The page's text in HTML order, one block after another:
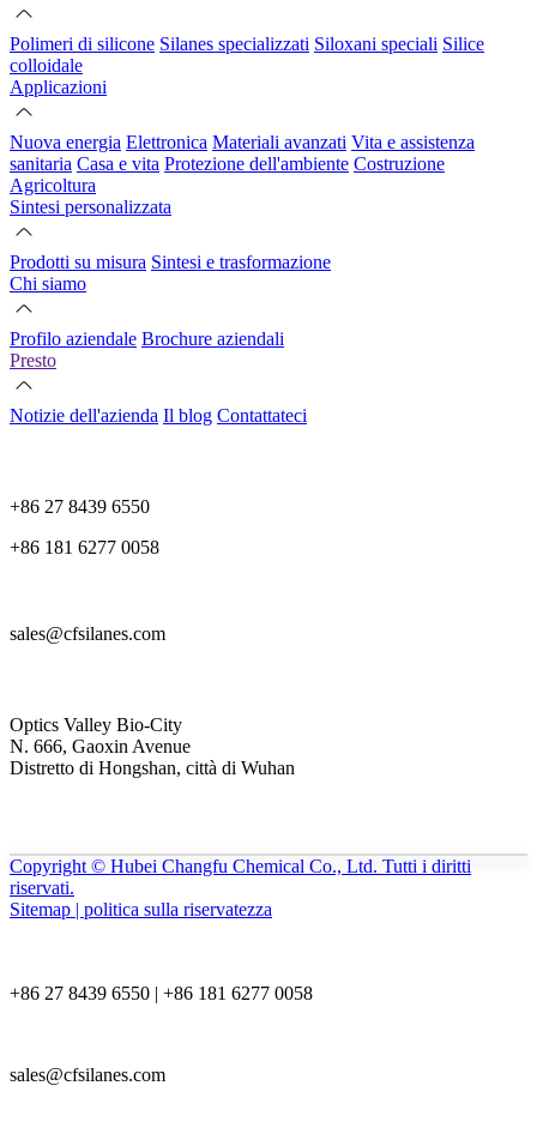
Polimeri di silicone Silanes specializzati Siloxani speciali Silice
colloidale
Applicazioni
Nuova energia Elettronica Materiali avanzati Vita e assistenza
sanitaria Casa e vita Protezione dell'ambiente Costruzione
Agricoltura
Sintesi personalizzata
Prodotti su misura Sintesi e trasformazione
Chi siamo
Profilo aziendale Brochure aziendali
Presto
Notizie dell'azienda Il blog Contattateci
+86 27 8439 6550
+86 181 6277 0058
sales@cfsilanes.com
Optics Valley Bio-City
N. 666, Gaoxin Avenue
Distretto di Hongshan, città di Wuhan
Copyright © Hubei Changfu Chemical Co., Ltd. Tutti i diritti
riservati.
Sitemap | politica sulla riservatezza
+86 27 8439 6550 | +86 181 6277 0058
sales@cfsilanes.com